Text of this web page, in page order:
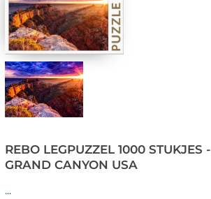
REBO LEGPUZZEL 1000 STUKJES -
GRAND CANYON USA
...